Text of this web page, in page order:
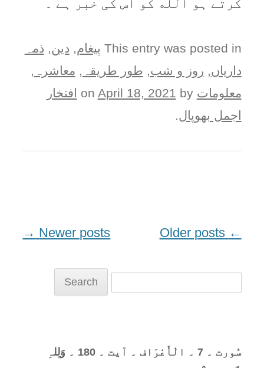
کرتے ہو الله کو اس کی خبر ہے ۔
This entry was posted in پيغام, دین, ذمہ
دارياں, روز و شب, طور طريقہ , معاشرہ ,
معلومات on
April 18, 2021 by
افتخار
اجمل بھوپال.
Post
←
Older posts
Newer posts
→
سُورت ۔ 7 ۔ الْأَعْرَاف ۔ آیت ۔ 180 ۔ وَلِلہِ